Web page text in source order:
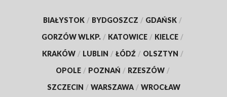
BIAŁYSTOK / BYDGOSZCZ / GDAŃSK /
GORZÓW WLKP. / KATOWICE / KIELCE /
KRAKÓW / LUBLIN / ŁÓDŹ / OLSZTYN /
OPOLE / POZNAŃ / RZESZÓW /
SZCZECIN / WARSZAWA / WROCŁAW